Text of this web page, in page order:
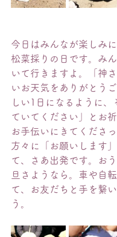
今日はみんなが楽しみ
松菜採りの日です。み
いて行きますよ。「神
いお天気をありがとう
しい1日になるように、
ていてください」とお
お手伝いにきてくださ
方々に「お願いします」
て、さあ出発です。お
旦さようなら。車や自
て、お友だちと手を繋
う。